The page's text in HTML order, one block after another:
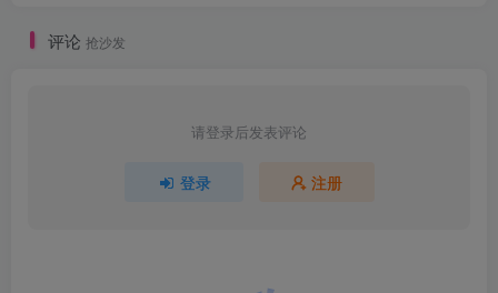
评论 抢沙发
请登录后发表评论
登录 注册